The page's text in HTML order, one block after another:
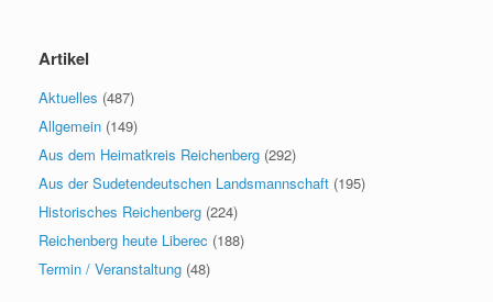
Artikel
Aktuelles (487)
Allgemein (149)
Aus dem Heimatkreis Reichenberg (292)
Aus der Sudetendeutschen Landsmannschaft (195)
Historisches Reichenberg (224)
Reichenberg heute Liberec (188)
Termin / Veranstaltung (48)